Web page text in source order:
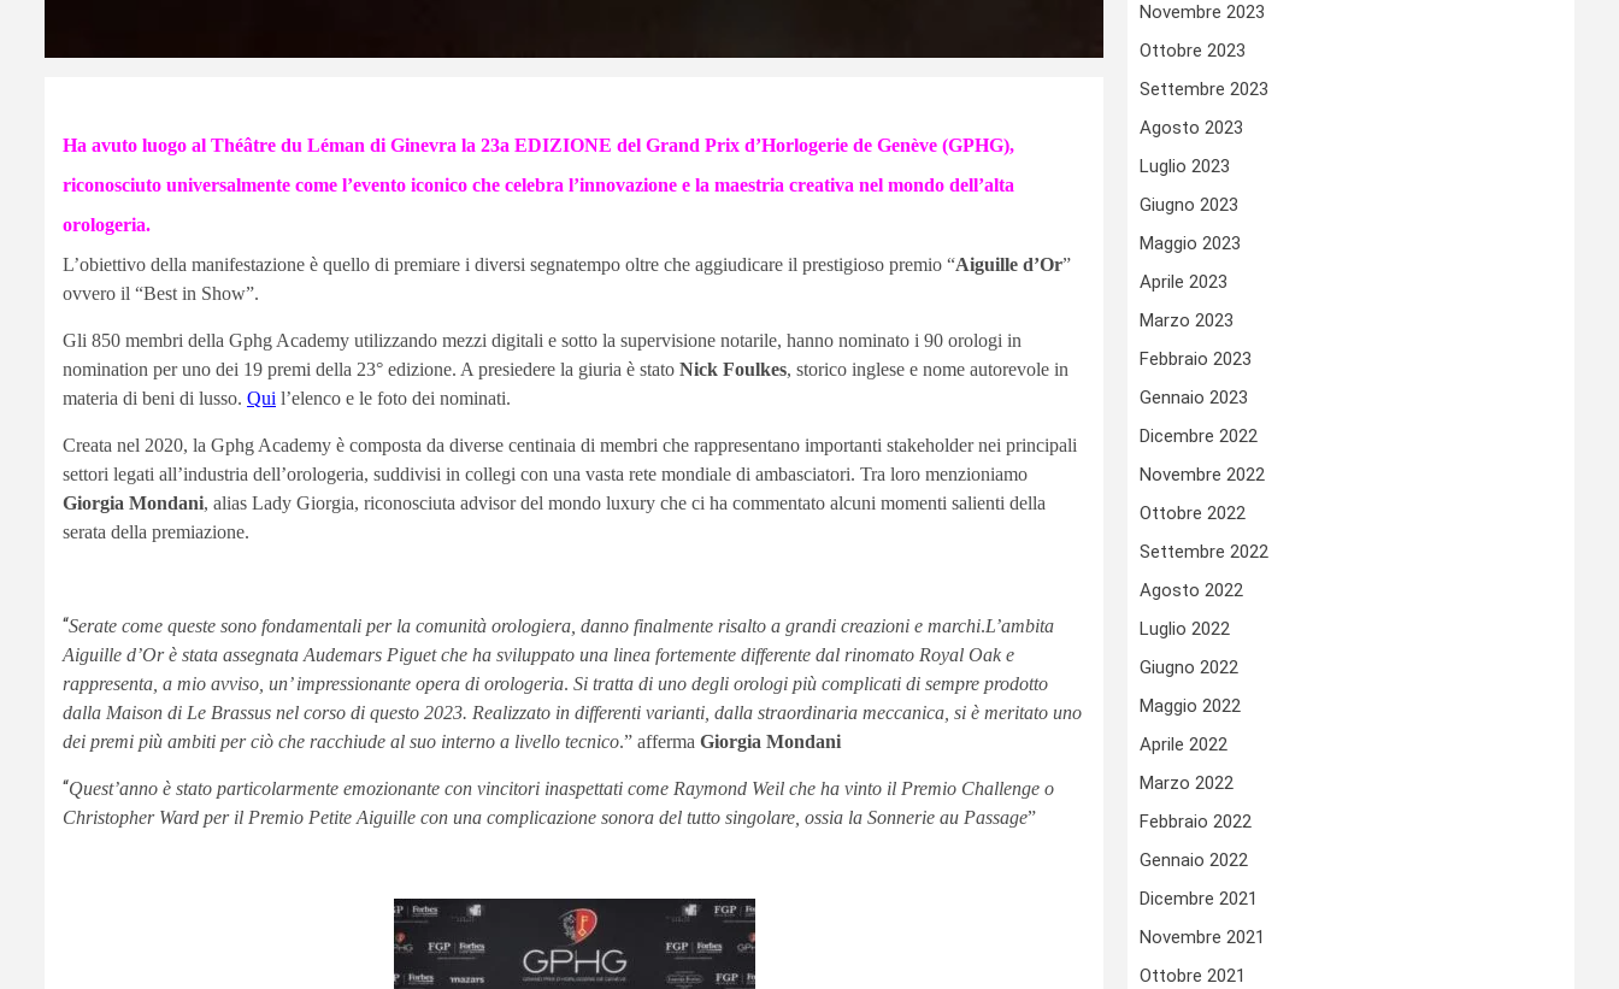
Ha avuto luogo al Théâtre du Léman di Ginevra la 23a EDIZIONE del Grand Prix d’Horlogerie de Genève (GPHG),
riconosciuto universalmente come l’evento iconico che celebra l’innovazione e la maestria creativa nel mondo dell’alta
orologeria.
L’obiettivo della manifestazione è quello di premiare i diversi segnatempo oltre che aggiudicare il prestigioso premio “Aiguille d’Or”
ovvero il “Best in Show”.
Gli 850 membri della Gphg Academy utilizzando mezzi digitali e sotto la supervisione notarile, hanno nominato i 90 orologi in
nomination per uno dei 19 premi della 23° edizione. A presiedere la giuria è stato Nick Foulkes, storico inglese e nome autorevole in
materia di beni di lusso. Qui l’elenco e le foto dei nominati.
Creata nel 2020, la Gphg Academy è composta da diverse centinaia di membri che rappresentano importanti stakeholder nei principali
settori legati all’industria dell’orologeria, suddivisi in collegi con una vasta rete mondiale di ambasciatori. Tra loro menzioniamo
Giorgia Mondani, alias Lady Giorgia, riconosciuta advisor del mondo luxury che ci ha commentato alcuni momenti salienti della
serata della premiazione.
“Serate come queste sono fondamentali per la comunità orologiera, danno finalmente risalto a grandi creazioni e marchi.L’ambita
Aiguille d’Or è stata assegnata Audemars Piguet che ha sviluppato una linea fortemente differente dal rinomato Royal Oak e
rappresenta, a mio avviso, un’ impressionante opera di orologeria. Si tratta di uno degli orologi più complicati di sempre prodotto
dalla Maison di Le Brassus nel corso di questo 2023. Realizzato in differenti varianti, dalla straordinaria meccanica, si è meritato uno
dei premi più ambiti per ciò che racchiude al suo interno a livello tecnico.” afferma Giorgia Mondani
“Quest’anno è stato particolarmente emozionante con vincitori inaspettati come Raymond Weil che ha vinto il Premio Challenge o
Christopher Ward per il Premio Petite Aiguille con una complicazione sonora del tutto singolare, ossia la Sonnerie au Passage”
Novembre 2023
Ottobre 2023
Settembre 2023
Agosto 2023
Luglio 2023
Giugno 2023
Maggio 2023
Aprile 2023
Marzo 2023
Febbraio 2023
Gennaio 2023
Dicembre 2022
Novembre 2022
Ottobre 2022
Settembre 2022
Agosto 2022
Luglio 2022
Giugno 2022
Maggio 2022
Aprile 2022
Marzo 2022
Febbraio 2022
Gennaio 2022
Dicembre 2021
Novembre 2021
Ottobre 2021